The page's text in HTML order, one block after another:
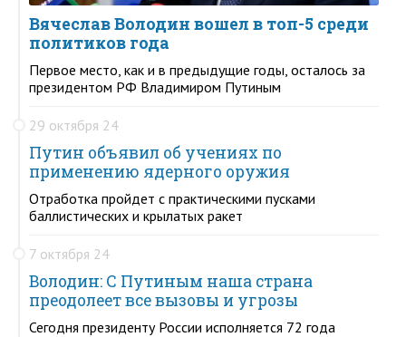
Вячеслав Володин вошел в топ-5 среди
политиков года
Первое место, как и в предыдущие годы, осталось за
президентом РФ Владимиром Путиным
29 октября 24
Путин объявил об учениях по
применению ядерного оружия
Отработка пройдет с практическими пусками
баллистических и крылатых ракет
7 октября 24
Володин: С Путиным наша страна
преодолеет все вызовы и угрозы
Сегодня президенту России исполняется 72 года